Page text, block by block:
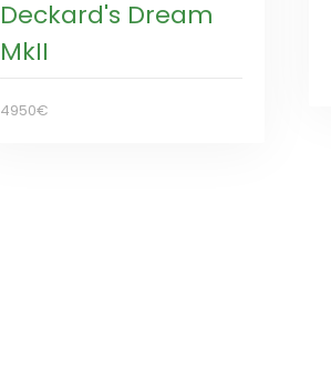
Deckard's Dream
MkII
4950€